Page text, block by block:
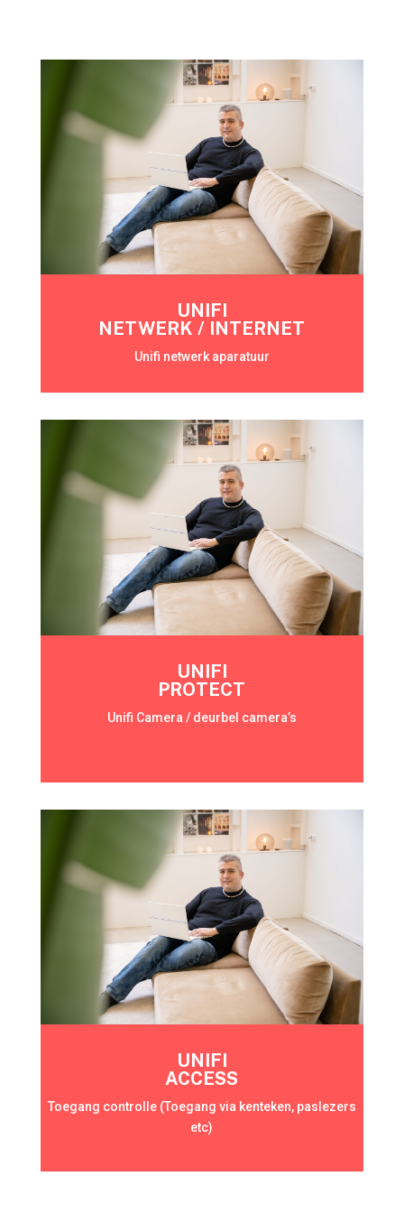
UNIFI
NETWERK / INTERNET
Unifi netwerk aparatuur
UNIFI
PROTECT
Unifi Camera / deurbel camera’s
UNIFI
ACCESS
Toegang controlle (Toegang via kenteken, paslezers
etc)